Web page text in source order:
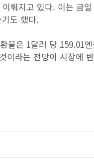
뤄지고 있다. 이는 금
도 했다.
율은 1달러 당 159.01
이라는 전망이 시장에